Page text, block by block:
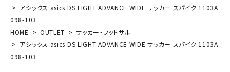
アシックス asics DS LIGHT ADVANCE WIDE サッカー スパイク 1103A
098-103
HOME
OUTLET
サッカー・フットサル
アシックス asics DS LIGHT ADVANCE WIDE サッカー スパイク 1103A
098-103